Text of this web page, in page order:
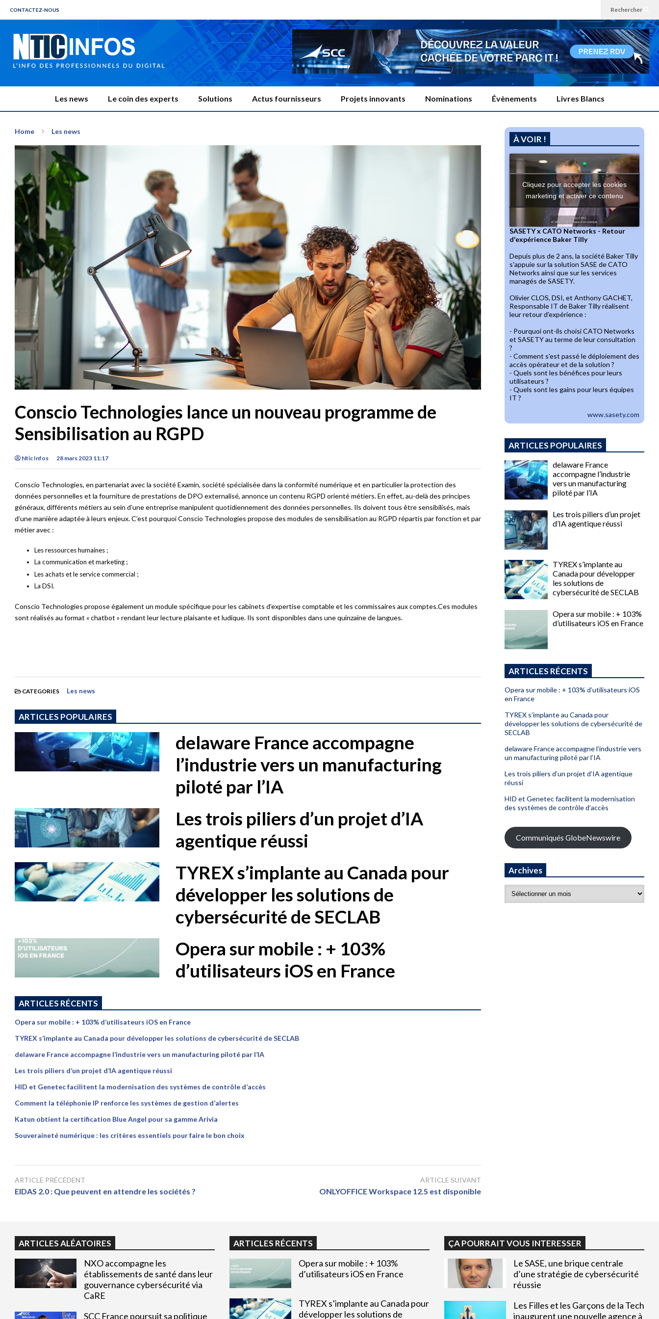
CONTACTEZ-NOUS Rechercher
Les news Le coin des experts Solutions Actus fournisseurs Projets innovants Nominations Évènements Livres Blancs
Home Les news
Conscio Technologies lance un nouveau programme de
Sensibilisation au RGPD
Ntic Infos 28 mars 2023 11:17
Conscio Technologies, en partenariat avec la société Examin, société spécialisée dans la conformité numérique et en particulier la protection des
données personnelles et la fourniture de prestations de DPO externalisé, annonce un contenu RGPD orienté métiers. En effet, au-delà des principes
généraux, différents métiers au sein d’une entreprise manipulent quotidiennement des données personnelles. Ils doivent tous être sensibilisés, mais
d’une manière adaptée à leurs enjeux. C’est pourquoi Conscio Technologies propose des modules de sensibilisation au RGPD répartis par fonction et par
métier avec :
Les ressources humaines ;
La communication et marketing ;
Les achats et le service commercial ;
La DSI.
Conscio Technologies propose également un module spécifique pour les cabinets d’expertise comptable et les commissaires aux comptes.Ces modules
sont réalisés au format « chatbot » rendant leur lecture plaisante et ludique. Ils sont disponibles dans une quinzaine de langues.
CATEGORIES Les news
ARTICLES POPULAIRES
delaware France accompagne
l’industrie vers un manufacturing
piloté par l’IA
Les trois piliers d’un projet d’IA
agentique réussi
TYREX s’implante au Canada pour
développer les solutions de
cybersécurité de SECLAB
Opera sur mobile : + 103%
d’utilisateurs iOS en France
ARTICLES RÉCENTS
Opera sur mobile : + 103% d’utilisateurs iOS en France
TYREX s’implante au Canada pour développer les solutions de cybersécurité de SECLAB
delaware France accompagne l’industrie vers un manufacturing piloté par l’IA
Les trois piliers d’un projet d’IA agentique réussi
HID et Genetec facilitent la modernisation des systèmes de contrôle d’accès
Comment la téléphonie IP renforce les systèmes de gestion d’alertes
Katun obtient la certification Blue Angel pour sa gamme Arivia
Souveraineté numérique : les critères essentiels pour faire le bon choix
ARTICLE PRÉCÉDENT
EIDAS 2.0 : Que peuvent en attendre les sociétés ?
ARTICLE SUIVANT
ONLYOFFICE Workspace 12.5 est disponible
À VOIR !
Cliquez pour accepter les cookies
marketing et activer ce contenu
SASETY x CATO Networks - Retour
d'expérience Baker Tilly
Depuis plus de 2 ans, la société Baker Tilly
s'appuie sur la solution SASE de CATO
Networks ainsi que sur les services
managés de SASETY.
Olivier CLOS, DSI, et Anthony GACHET,
Responsable IT de Baker Tilly réalisent
leur retour d'expérience :
- Pourquoi ont-ils choisi CATO Networks
et SASETY au terme de leur consultation
?
- Comment s'est passé le déploiement des
accès opérateur et de la solution ?
- Quels sont les bénéfices pour leurs
utilisateurs ?
- Quels sont les gains pour leurs équipes
IT ?
www.sasety.com
ARTICLES POPULAIRES
delaware France
accompagne l’industrie
vers un manufacturing
piloté par l’IA
Les trois piliers d’un projet
d’IA agentique réussi
TYREX s’implante au
Canada pour développer
les solutions de
cybersécurité de SECLAB
Opera sur mobile : + 103%
d’utilisateurs iOS en France
ARTICLES RÉCENTS
Opera sur mobile : + 103% d’utilisateurs iOS
en France
TYREX s’implante au Canada pour
développer les solutions de cybersécurité de
SECLAB
delaware France accompagne l’industrie vers
un manufacturing piloté par l’IA
Les trois piliers d’un projet d’IA agentique
réussi
HID et Genetec facilitent la modernisation
des systèmes de contrôle d’accès
Communiqués GlobeNewswire
Archives
ARTICLES ALÉATOIRES
NXO accompagne les
établissements de santé dans leur
gouvernance cybersécurité via
CaRE
SCC France poursuit sa politique
ARTICLES RÉCENTS
Opera sur mobile : + 103%
d’utilisateurs iOS en France
TYREX s’implante au Canada pour
développer les solutions de
ÇA POURRAIT VOUS INTERESSER
Le SASE, une brique centrale
d’une stratégie de cybersécurité
réussie
Les Filles et les Garçons de la Tech
inaugurent une nouvelle agence à